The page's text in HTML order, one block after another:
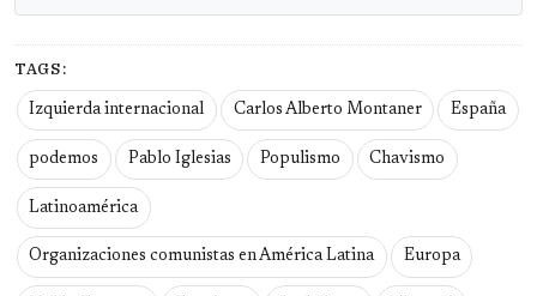
TAGS:
Izquierda internacional Carlos Alberto Montaner España
podemos Pablo Iglesias Populismo Chavismo
Latinoamérica
Organizaciones comunistas en América Latina Europa